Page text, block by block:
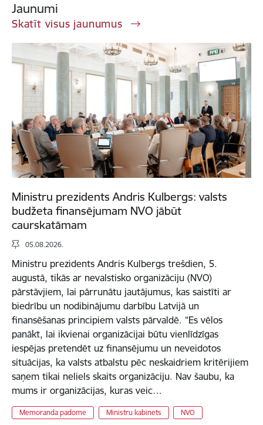
Jaunumi
Skatīt visus jaunumus
Ministru prezidents Andris Kulbergs: valsts
budžeta finansējumam NVO jābūt
caurskatāmam
05.08.2026.
Ministru prezidents Andris Kulbergs trešdien, 5.
augustā, tikās ar nevalstisko organizāciju (NVO)
pārstāvjiem, lai pārrunātu jautājumus, kas saistīti ar
biedrību un nodibinājumu darbību Latvijā un
finansēšanas principiem valsts pārvaldē. “Es vēlos
panākt, lai ikvienai organizācijai būtu vienlīdzīgas
iespējas pretendēt uz finansējumu un neveidotos
situācijas, ka valsts atbalstu pēc neskaidriem kritērijiem
saņem tikai neliels skaits organizāciju. Nav šaubu, ka
mums ir organizācijas, kuras veic…
Memoranda padome Ministru kabinets NVO